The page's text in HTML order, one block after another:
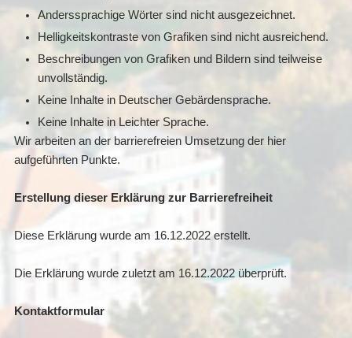
Anderssprachige Wörter sind nicht ausgezeichnet.
Helligkeitskontraste von Grafiken sind nicht ausreichend.
Beschreibungen von Grafiken und Bildern sind teilweise
unvollständig.
Keine Inhalte in Deutscher Gebärden­sprache.
Keine Inhalte in Leichter Sprache.
Wir arbeiten an der barrierefreien Umsetzung der hier
aufgeführten Punkte.
Erstellung dieser Erklärung zur Barrierefreiheit
Diese Erklärung wurde am 16.12.2022 erstellt.
Die Erklärung wurde zuletzt am 16.12.2022 überprüft.
Kontaktformular